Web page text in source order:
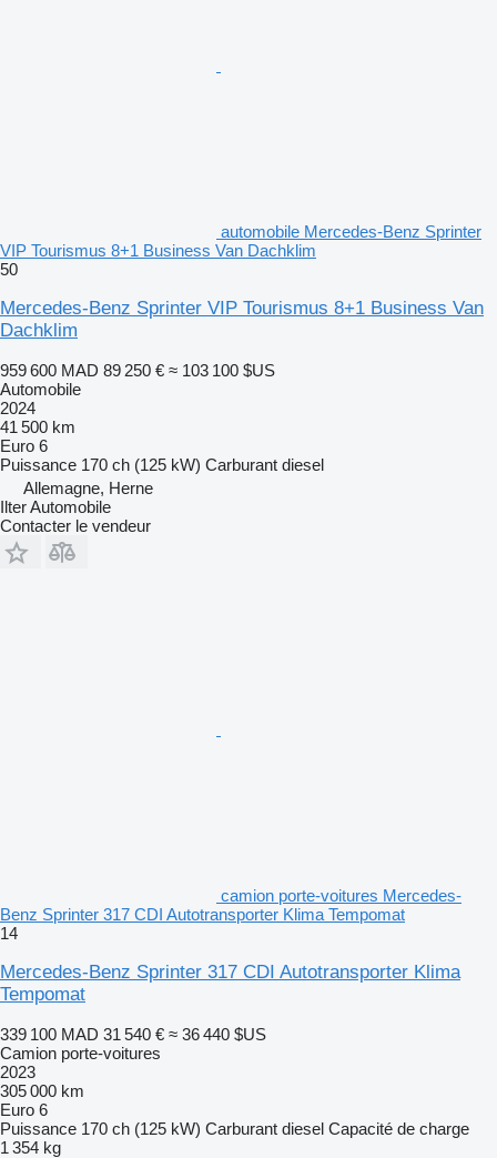
automobile Mercedes-Benz Sprinter
VIP Tourismus 8+1 Business Van Dachklim
50
Mercedes-Benz Sprinter VIP Tourismus 8+1 Business Van
Dachklim
959 600 MAD 89 250 € ≈ 103 100 $US
Automobile
2024
41 500 km
Euro 6
Puissance 170 ch (125 kW) Carburant diesel
Allemagne, Herne
Ilter Automobile
Contacter le vendeur
camion porte-voitures Mercedes-
Benz Sprinter 317 CDI Autotransporter Klima Tempomat
14
Mercedes-Benz Sprinter 317 CDI Autotransporter Klima
Tempomat
339 100 MAD 31 540 € ≈ 36 440 $US
Camion porte-voitures
2023
305 000 km
Euro 6
Puissance 170 ch (125 kW) Carburant diesel Capacité de charge
1 354 kg